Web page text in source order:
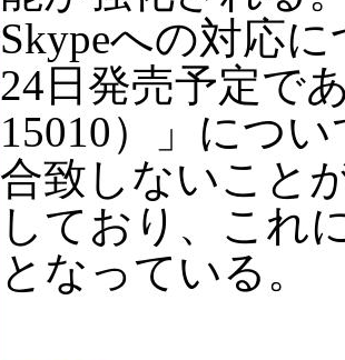
Skypeへの対応
24日発売予定で
15010）」につ
合致しないこと
しており、これ
となっている。